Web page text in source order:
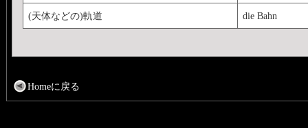
(天体などの)軌道 die Bahn
Homeに戻る